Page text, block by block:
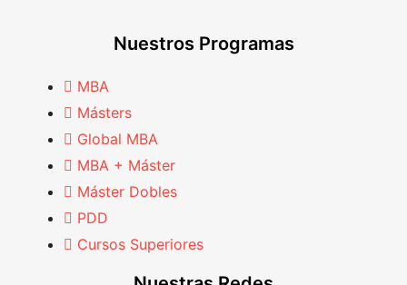
Nuestros Programas
MBA
Másters
Global MBA
MBA + Máster
Máster Dobles
PDD
Cursos Superiores